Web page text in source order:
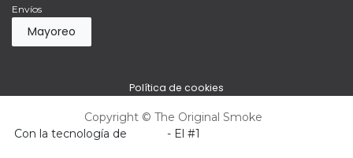
Envíos
Mayoreo
Política de cookies
Copyright © The Original Smoke
Con la tecnología de
- El #1